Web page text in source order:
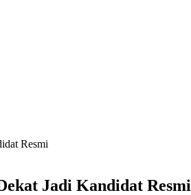
Resmi
Jadi Kandidat Resmi